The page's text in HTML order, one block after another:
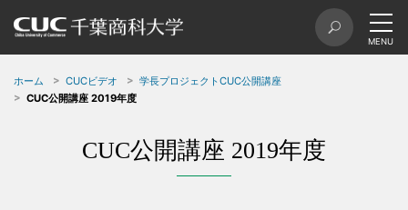
ホーム CUCビデオ
学長プロジェクトCUC公開講座
CUC公開講座 2019年度
CUC公開講座 2019年度